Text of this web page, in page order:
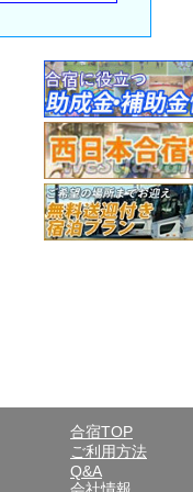
合宿TOP
ご利用方法
Q&A